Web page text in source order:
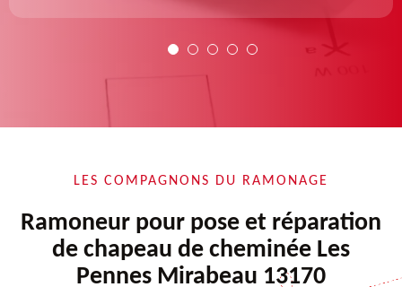
LES COMPAGNONS DU RAMONAGE
Ramoneur pour pose et réparation
de chapeau de cheminée Les
Pennes Mirabeau 13170